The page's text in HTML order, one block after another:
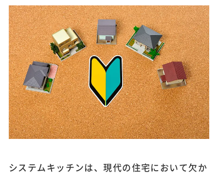
システムキッチンは、現代の住宅において欠か